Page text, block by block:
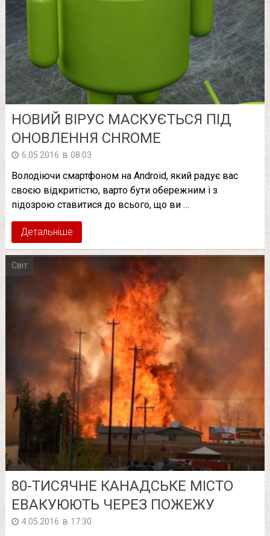
НОВИЙ ВІРУС МАСКУЄТЬСЯ ПІД
ОНОВЛЕННЯ CHROME
6.05.2016 в 08:03
Володіючи смартфоном на Android, який радує вас
своєю відкритістю, варто бути обережним і з
підозрою ставитися до всього, що ви …
Детальніше
Світ
80-ТИСЯЧНЕ КАНАДСЬКЕ МІСТО
ЕВАКУЮЮТЬ ЧЕРЕЗ ПОЖЕЖУ
4.05.2016 в 17:30